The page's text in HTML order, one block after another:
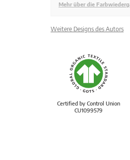
Mehr über die
Weitere Designs des Autors
Certified by Control Union
CU1099579